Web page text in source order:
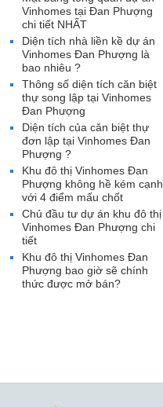
Vinhomes tại Đan Phượng
chi tiết NHẤT
Diện tích nhà liền kề dự án
Vinhomes Đan Phượng là
bao nhiêu ?
Thông số diện tích căn biệt
thự song lập tại Vinhomes
Đan Phượng
Diện tích của căn biệt thự
đơn lập tại Vinhomes Đan
Phượng ?
Khu đô thị Vinhomes Đan
Phượng không hề kém cạnh
với 4 điểm mấu chốt
Chủ đầu tư dự án khu đô thị
Vinhomes Đan Phượng chi
tiết
Khu đô thị Vinhomes Đan
Phượng bao giờ sẽ chính
thức được mở bán?